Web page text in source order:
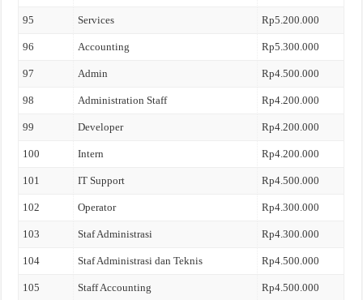
95 Services Rp5.200.000
96 Accounting Rp5.300.000
97 Admin Rp4.500.000
98 Administration Staff Rp4.200.000
99 Developer Rp4.200.000
100 Intern Rp4.200.000
101 IT Support Rp4.500.000
102 Operator Rp4.300.000
103 Staf Administrasi Rp4.300.000
104 Staf Administrasi dan Teknis Rp4.500.000
105 Staff Accounting Rp4.500.000